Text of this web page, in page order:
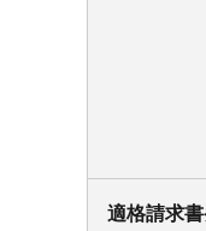
適格請求